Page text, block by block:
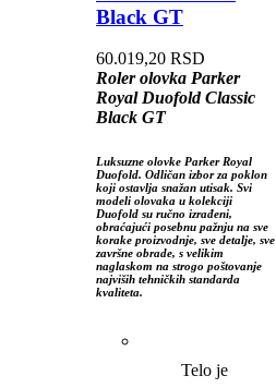
Black GT
60.019,20 RSD
Roler olovka Parker
Royal Duofold Classic
Black GT
Luksuzne olovke Parker Royal
Duofold. Odličan izbor za poklon
koji ostavlja snažan utisak. Svi
modeli olovaka u kolekciji
Duofold su ručno izrađeni,
obraćajući posebnu pažnju na sve
korake proizvodnje, sve detalje, sve
završne obrade, s velikim
naglaskom na strogo poštovanje
najviših tehničkih standarda
kvaliteta.
Telo je